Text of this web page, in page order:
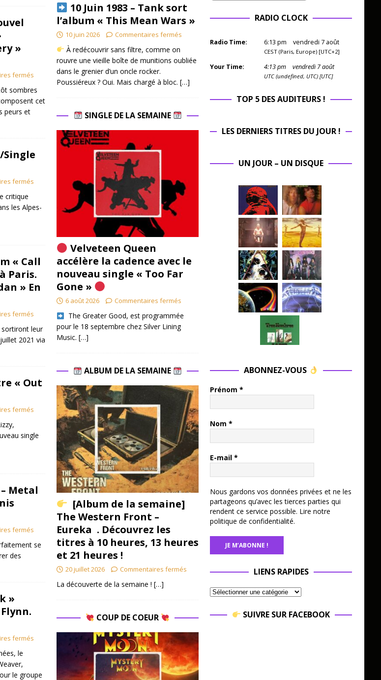
»
fermés
sombres
cet
peurs et
Single
fermés
critique
les Alpes-
« Call
Paris.
» En
fermés
sortiront leur
2021 via
« Out
fermés
single
Metal
fermés
se
des
»
fermés
le
le groupe
10 Juin 1983 – Tank sort
l’album « This Mean Wars »
10 juin 2026 Commentaires fermés
À redécouvrir sans filtre, comme on
rouvre une vieille boîte de munitions oubliée
dans le grenier d’un oncle rocker.
Poussiéreux ? Oui. Mais chargé à bloc. […]
SINGLE DE LA SEMAINE
Velveteen Queen
accélère la cadence avec le
nouveau single « Too Far
Gone »
6 août 2026 Commentaires fermés
​ The Greater Good, est programmée
pour le 18 septembre chez Silver Lining
Music. […]
ALBUM DE LA SEMAINE
[Album de la semaine]
The Western Front –
Eureka . Découvrez les
titres à 10 heures, 13 heures
et 21 heures !
20 juillet 2026 Commentaires fermés
La découverte de la semaine ! […]
COUP DE COEUR
RADIO CLOCK
Radio Time: 6:13 pm vendredi 7 août
CEST (Paris, Europe) [UTC+2]
Your Time: 4:13pm vendredi 7 août
UTC (undefined, UTC) [UTC]
TOP 5 DES AUDITEURS !
LES DERNIERS TITRES DU JOUR !
UN JOUR – UN DISQUE
ABONNEZ-VOUS
Prénom *
Nom *
E-mail *
Nous gardons vos données privées et ne les
partageons qu’avec les tierces parties qui
rendent ce service possible. Lire notre
politique de confidentialité.
LIENS RAPIDES
SUIVRE SUR FACEBOOK